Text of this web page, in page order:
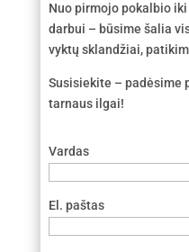
Nuo pirmojo pokalbio
darbui – būsime šalia
vyktų sklandžiai,
Susisiekite – padėsime
tarnaus ilgai!
Vardas
El. paštas